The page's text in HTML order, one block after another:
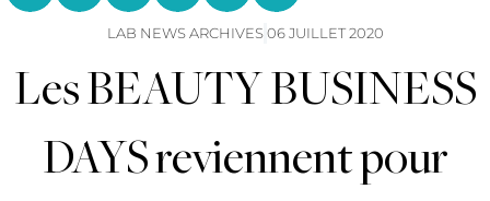
LAB NEWS ARCHIVES 06 JUILLET 2020
Les BEAUTY BUSINESS
DAYS reviennent pour